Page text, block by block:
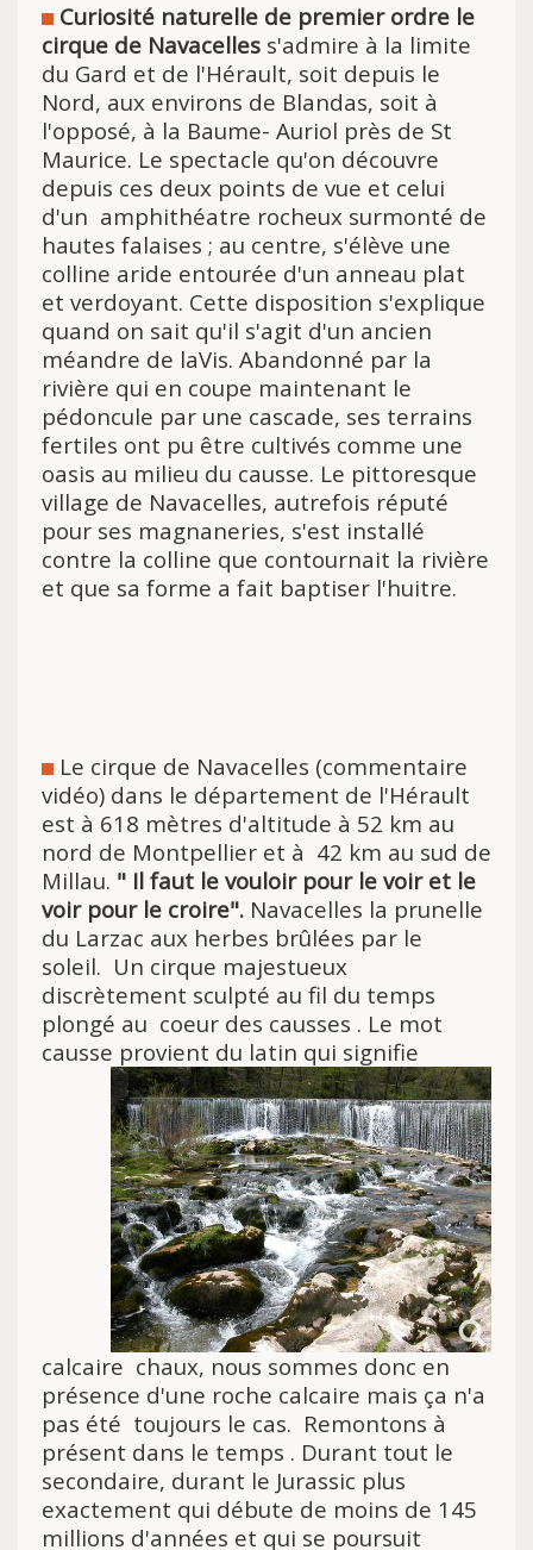
Curiosité naturelle de premier ordre le
cirque de Navacelles s'admire à la limite
du Gard et de l'Hérault, soit depuis le
Nord, aux environs de Blandas, soit à
l'opposé, à la Baume- Auriol près de St
Maurice. Le spectacle qu'on découvre
depuis ces deux points de vue et celui
d'un amphithéatre rocheux surmonté de
hautes falaises ; au centre, s'élève une
colline aride entourée d'un anneau plat
et verdoyant. Cette disposition s'explique
quand on sait qu'il s'agit d'un ancien
méandre de laVis. Abandonné par la
rivière qui en coupe maintenant le
pédoncule par une cascade, ses terrains
fertiles ont pu être cultivés comme une
oasis au milieu du causse. Le pittoresque
village de Navacelles, autrefois réputé
pour ses magnaneries, s'est installé
contre la colline que contournait la rivière
et que sa forme a fait baptiser l'huitre.
Le cirque de Navacelles (commentaire
vidéo) dans le département de l'Hérault
est à 618 mètres d'altitude à 52 km au
nord de Montpellier et à 42 km au sud de
Millau. " Il faut le vouloir pour le voir et le
voir pour le croire". Navacelles la prunelle
du Larzac aux herbes brûlées par le
soleil. Un cirque majestueux
discrètement sculpté au fil du temps
plongé au coeur des causses . Le mot
causse provient du latin qui signifie
calcaire chaux, nous sommes donc en
présence d'une roche calcaire mais ça n'a
pas été toujours le cas. Remontons à
présent dans le temps . Durant tout le
secondaire, durant le Jurassic plus
exactement qui débute de moins de 145
millions d'années et qui se poursuit